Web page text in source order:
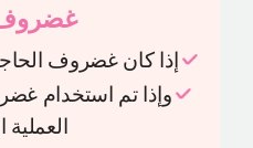
غضروف
إذا كان غضروف
وإذا تم استخدام
العملية